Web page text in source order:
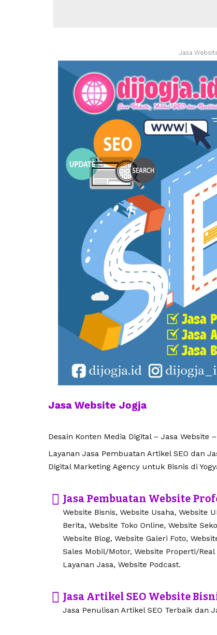
Jasa
Jasa Website Jogja
Desain Konten Media Digital – Jasa Website
Layanan Jasa Pembuatan Artikel SEO dan
Digital Marketing Agency untuk Bisnis di
Jasa Pembuatan Website
Website Bisnis, Website Usaha, Website
Berita, Website Toko Online, Website
Website Blog, Website Galeri Foto,
Sales Mobil/Motor, Website Properti/
Layanan Jasa, Website Podcast.
Jasa Artikel SEO Website
Jasa Penulisan Artikel SEO Terbaik dan